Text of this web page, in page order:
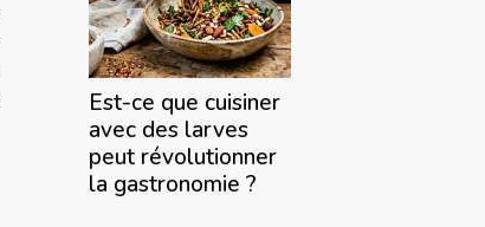
Est-ce que cuisiner
avec des larves
peut révolutionner
la gastronomie ?